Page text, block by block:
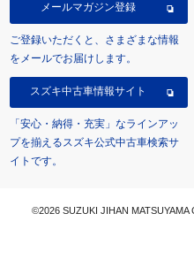
メールマガジン登録
ご登録いただくと、さまざまな情報
をメールでお届けします。
スズキ中古車情報サイト
「安心・納得・充実」なラインアッ
プを揃えるスズキ公式中古車検索サ
イトです。
©2026 SUZUKI JIHAN MATSUYAMA